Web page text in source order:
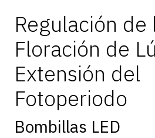
Regulación de
Floración de
Extensión del
Fotoperiodo
Bombillas LED